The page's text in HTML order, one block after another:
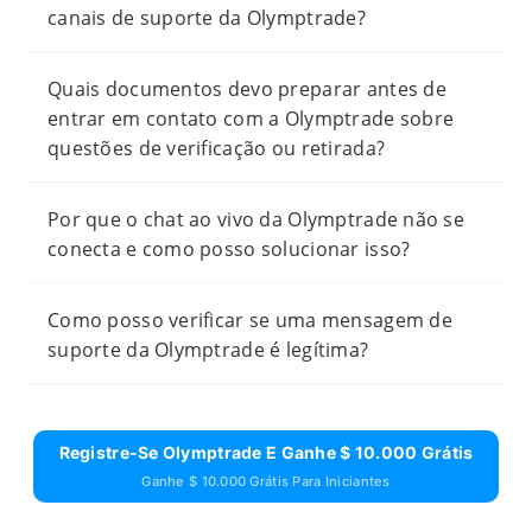
canais de suporte da Olymptrade?
Quais documentos devo preparar antes de
entrar em contato com a Olymptrade sobre
questões de verificação ou retirada?
Por que o chat ao vivo da Olymptrade não se
conecta e como posso solucionar isso?
Como posso verificar se uma mensagem de
suporte da Olymptrade é legítima?
Registre-Se Olymptrade E Ganhe $ 10.000 Grátis
Ganhe $ 10.000 Grátis Para Iniciantes